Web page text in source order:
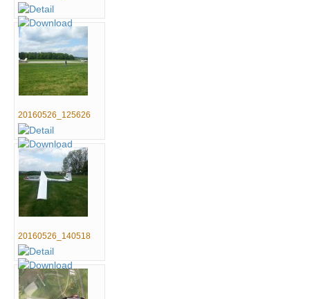
20160526_125626
20160526_140518